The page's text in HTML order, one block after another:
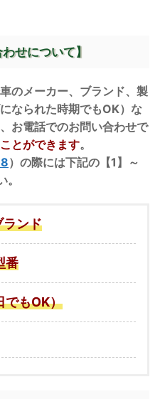
せについて】
のメーカー、ブランド、製
なられた時期でもOK）な
お電話でのお問い合わせで
とができます。
）の際には下記の【1】～
ランド
番
でもOK）